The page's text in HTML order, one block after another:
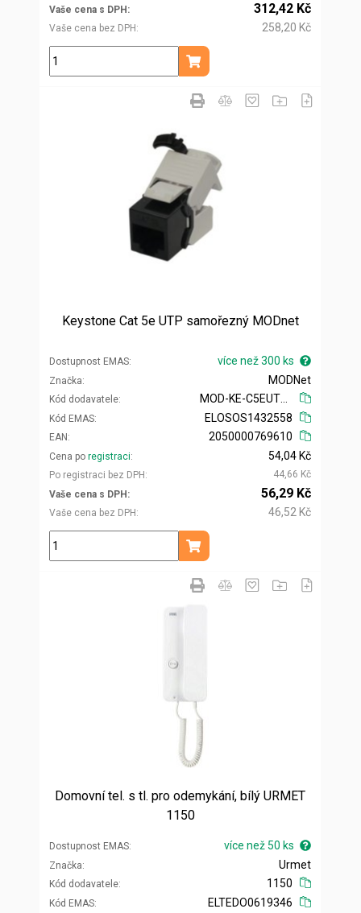
Vaše cena s DPH
Vaše cena bez DPH
312,42 Kč
258,20 Kč
ks
Přidat do košíku
Keystone Cat 5e UTP samořezný MODnet
Dostupnost EMAS více než 300 ks
Značka
Kód dodavatele
MODNet
Kód EMAS
EAN
ELOSOS1432558
2050000769610
Cena po registraci
Po registraci bez DPH
54,04 Kč
44,66 Kč
Vaše cena s DPH
Vaše cena bez DPH
56,29 Kč
46,52 Kč
ks
Přidat do košíku
Domovní tel. s tl. pro odemykání, bílý URMET
1150
Dostupnost EMAS více než 50 ks
Značka
Kód dodavatele
Urmet
1150
Kód EMAS
ELTEDO0619346